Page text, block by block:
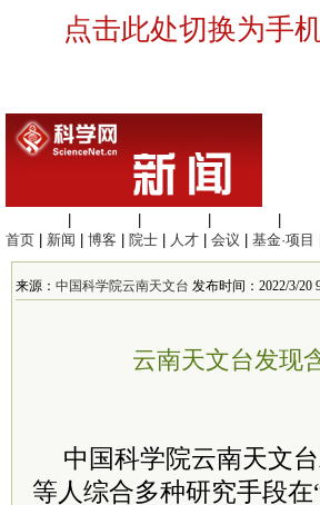
点击此处切换为手
首页
新闻 博客 院士 人才 会议 基金·项目
来源： 中国科学院云南天文台 发布时间：2022/3/20
云南天文台发现
中国科学院云南天文
等人综合多种研究手段